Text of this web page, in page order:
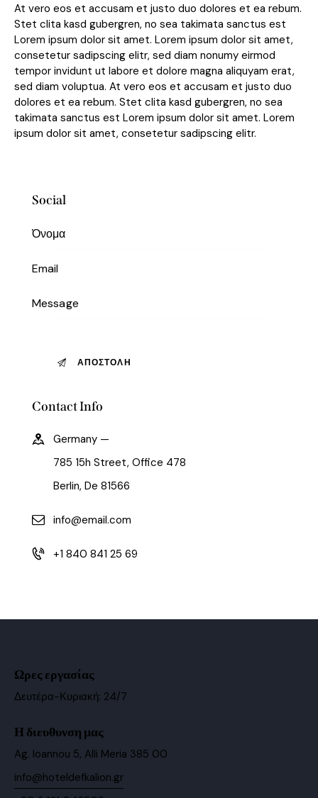
At vero eos et accusam et justo duo dolores et ea rebum.
Stet clita kasd gubergren, no sea takimata sanctus est
Lorem ipsum dolor sit amet. Lorem ipsum dolor sit amet,
consetetur sadipscing elitr, sed diam nonumy eirmod
tempor invidunt ut labore et dolore magna aliquyam erat,
sed diam voluptua. At vero eos et accusam et justo duo
dolores et ea rebum. Stet clita kasd gubergren, no sea
takimata sanctus est Lorem ipsum dolor sit amet. Lorem
ipsum dolor sit amet, consetetur sadipscing elitr.
Social
Contact Info
Germany —
785 15h Street, Office 478
Berlin, De 81566
info@email.com
+1 840 841 25 69
Ωρες εργασίας
Δευτέρα-Κυριακή: 24/7
Η διευθυνση μας
Ag. Ioannou 5, Alli Meria 385 00
info@hoteldefkalion.gr